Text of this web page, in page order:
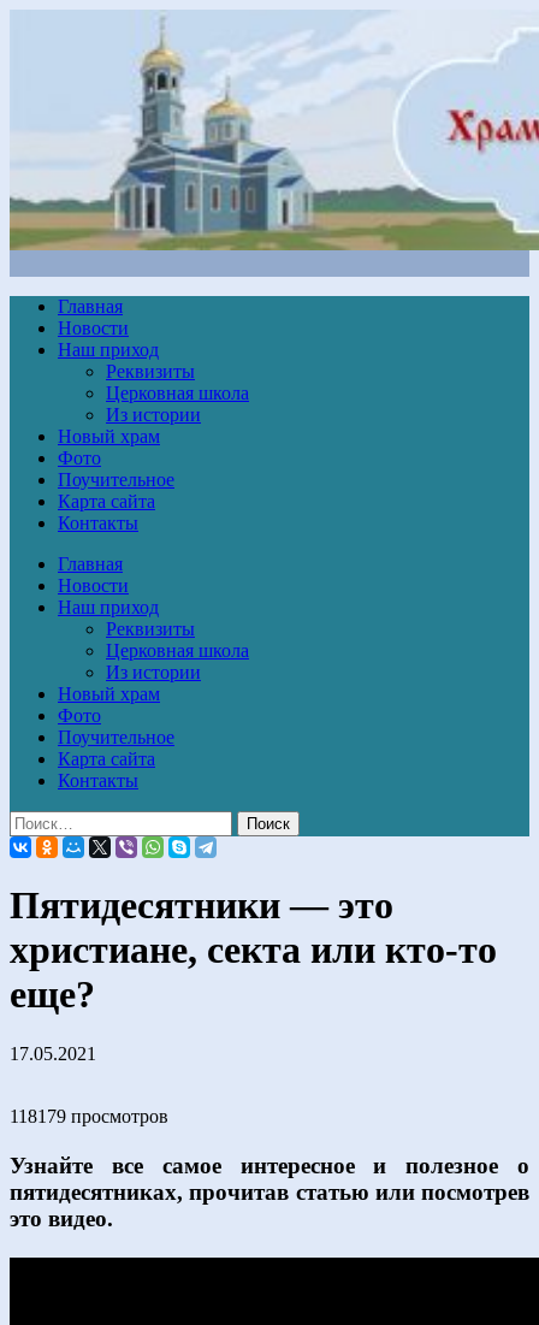
Главная
Новости
Наш приход
Реквизиты
Церковная школа
Из истории
Новый храм
Фото
Поучительное
Карта сайта
Контакты
Главная
Новости
Наш приход
Реквизиты
Церковная школа
Из истории
Новый храм
Фото
Поучительное
Карта сайта
Контакты
Пятидесятники — это
христиане, секта или кто-то
еще?
17.05.2021
118179 просмотров
Узнайте все самое интересное и полезное о
пятидесятниках, прочитав статью или посмотрев
это видео.